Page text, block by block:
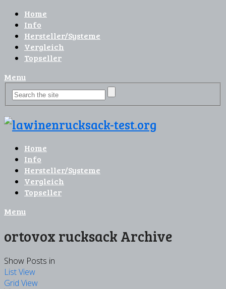
Home
Info
Hersteller/Systeme
Vergleich
Topseller
Menu
Home
Info
Hersteller/Systeme
Vergleich
Topseller
Menu
ortovox rucksack Archive
Show Posts in
List View
Grid View